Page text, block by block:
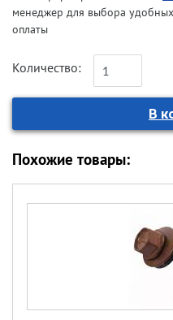
менеджер для выбора
оплаты
Количество:
Похожие товары: